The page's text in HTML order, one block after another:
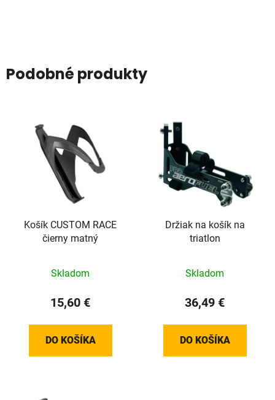
Podobné produkty
Košík CUSTOM RACE
čierny matný
Skladom
15,60 €
DO KOŠÍKA
Držiak na košík na
triatlon
Skladom
36,49 €
DO KOŠÍKA